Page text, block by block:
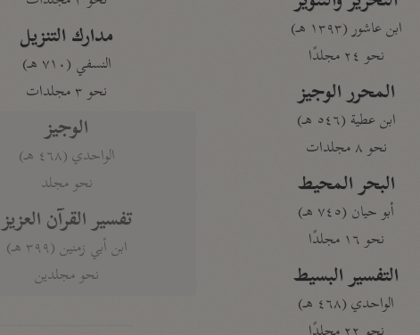
ابن عاشور (١٣٩٣ هـ)
نحو ٢٤ مجلدًا
المحرر الوجيز
ابن عطية (٥٤٦ هـ)
نحو ٨ مجلدات
البحر المحيط
أبو حيان (٧٤٥ هـ)
نحو ١٦ مجلدًا
التفسير البسيط
الواحدي (٤٦٨ هـ)
مدارك التنزيل
النسفي (٧١٠ هـ)
نحو ٣ مجلدات
الوجيز
الواحدي (٤٦٨ هـ)
نحو مجلد
تفسير القرآن العزيز
ابن أبي زمنين (٣٩٩ هـ)
نحو مجلدين